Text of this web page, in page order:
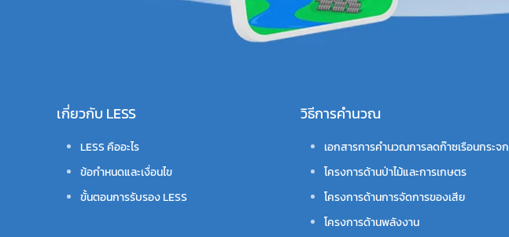
เกี่ยวกับ LESS
LESS คืออะไร
ข้อกำหนดและเงื่อนไข
ขั้นตอนการรับรอง LESS
วิธีการคำนวณ
เอกสารการคำนวณการลดก๊าซเรือนกระจก
โครงการด้านป่าไม้และการเกษตร
โครงการด้านการจัดการของเสีย
โครงการด้านพลังงาน